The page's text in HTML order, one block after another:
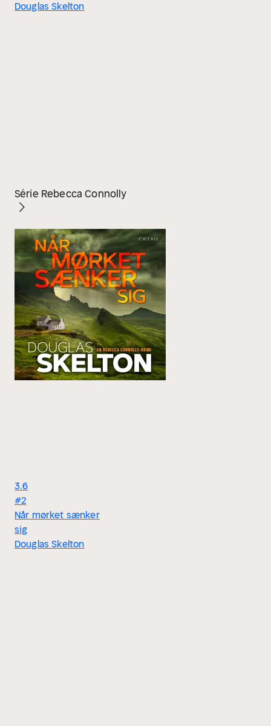
Douglas Skelton
Série Rebecca Connolly
3.6
#2
Når mørket sænker
sig
Douglas Skelton